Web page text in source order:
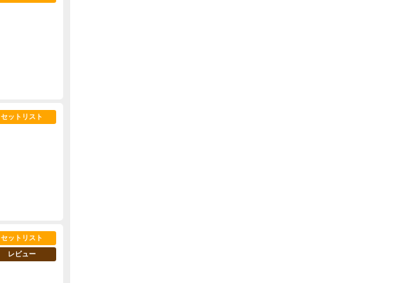
セットリスト
セットリスト
レビュー